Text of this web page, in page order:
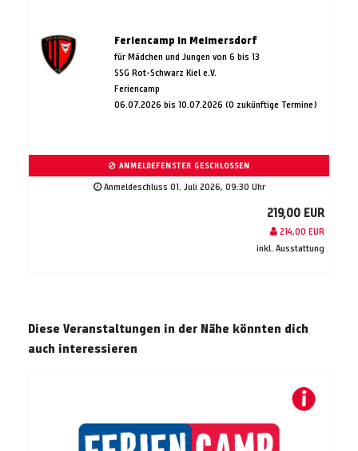
Feriencamp in Meimersdorf
für Mädchen und Jungen von 6 bis 13
SSG Rot-Schwarz Kiel e.V.
Feriencamp
06.07.2026 bis 10.07.2026 (0 zukünftige Termine)
ANMELDEFENSTER GESCHLOSSEN
Anmeldeschluss 01. Juli 2026, 09:30 Uhr
219,00 EUR
214,00 EUR
inkl. Ausstattung
Diese Veranstaltungen in der Nähe könnten dich
auch interessieren